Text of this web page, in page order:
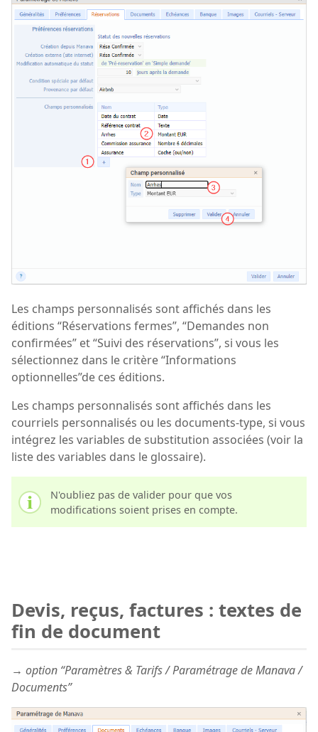
Les champs personnalisés sont affichés dans les
éditions “Réservations fermes”, “Demandes non
confirmées” et “Suivi des réservations”, si vous les
sélectionnez dans le critère “Informations
optionnelles”de ces éditions.
Les champs personnalisés sont affichés dans les
courriels personnalisés ou les documents-type, si vous
intégrez les variables de substitution associées (voir la
liste des variables dans le glossaire).
N'oubliez pas de valider pour que vos
modifications soient prises en compte.
Devis, reçus, factures : textes de
fin de document
→ option “Paramètres & Tarifs / Paramétrage de Manava /
Documents”